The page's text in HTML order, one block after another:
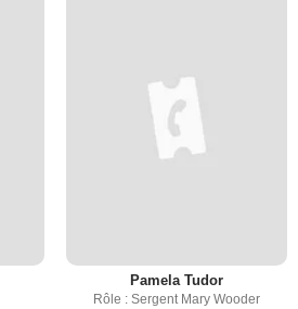
Pamela Tudor
Rôle : Sergent Mary Wooder